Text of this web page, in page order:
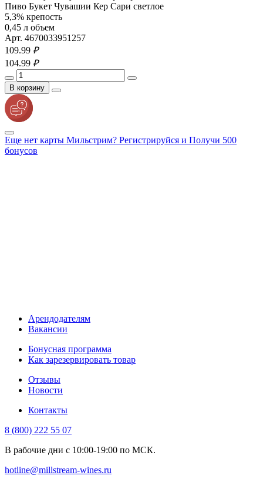
Пиво Букет Чувашии Кер Сари светлое
5,3% крепость
0,45 л объем
Арт. 4670033951257
109.99 ₽
104.99 ₽
В корзину
Еще нет карты Мильстрим? Регистрируйся и Получи 500
бонусов
Арендодателям
Вакансии
Бонусная программа
Как зарезервировать товар
Отзывы
Новости
Контакты
8 (800) 222 55 07
В рабочие дни с 10:00-19:00 по МСК.
hotline@millstream-wines.ru